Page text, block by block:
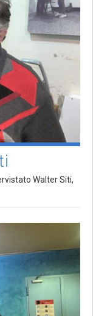
Walter Siti,